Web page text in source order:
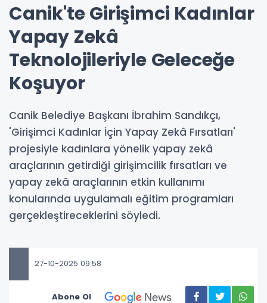
Canik'te Girişimci Kadınlar
Yapay Zekâ
Teknolojileriyle Geleceğe
Koşuyor
Canik Belediye Başkanı İbrahim Sandıkçı,
'Girişimci Kadınlar İçin Yapay Zekâ Fırsatları'
projesiyle kadınlara yönelik yapay zekâ
araçlarının getirdiği girişimcilik fırsatları ve
yapay zekâ araçlarının etkin kullanımı
konularında uygulamalı eğitim programları
gerçekleştireceklerini söyledi.
27-10-2025 09:58
Abone Ol